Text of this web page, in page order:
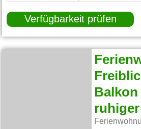
Verfügbarkeit prüfen
Balkon